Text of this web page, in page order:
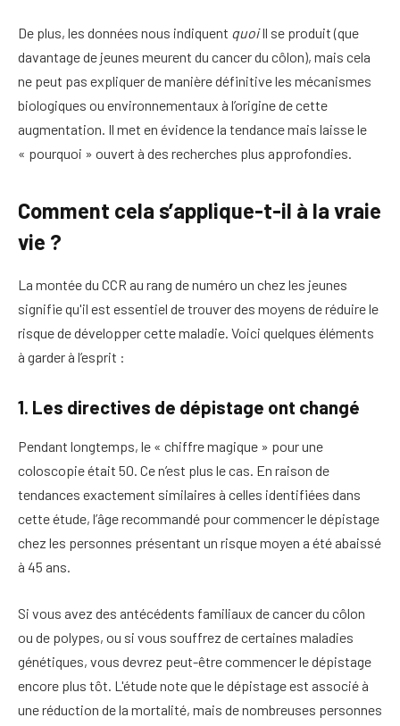
De plus, les données nous indiquent quoiIl se produit (que
davantage de jeunes meurent du cancer du côlon), mais cela
ne peut pas expliquer de manière définitive les mécanismes
biologiques ou environnementaux à l’origine de cette
augmentation. Il met en évidence la tendance mais laisse le
« pourquoi » ouvert à des recherches plus approfondies.
Comment cela s’applique-t-il à la vraie
vie ?
La montée du CCR au rang de numéro un chez les jeunes
signifie qu'il est essentiel de trouver des moyens de réduire le
risque de développer cette maladie. Voici quelques éléments
à garder à l’esprit :
1. Les directives de dépistage ont changé
Pendant longtemps, le « chiffre magique » pour une
coloscopie était 50. Ce n’est plus le cas. En raison de
tendances exactement similaires à celles identifiées dans
cette étude, l’âge recommandé pour commencer le dépistage
chez les personnes présentant un risque moyen a été abaissé
à 45 ans.
Si vous avez des antécédents familiaux de cancer du côlon
ou de polypes, ou si vous souffrez de certaines maladies
génétiques, vous devrez peut-être commencer le dépistage
encore plus tôt. L'étude note que le dépistage est associé à
une réduction de la mortalité, mais de nombreuses personnes